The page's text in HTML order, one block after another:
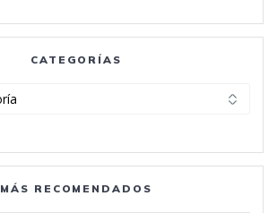
CATEGORÍAS
MÁS RECOMENDADOS